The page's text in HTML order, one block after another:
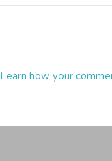
Learn how your